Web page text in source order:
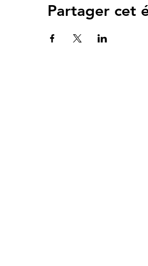
Partager cet